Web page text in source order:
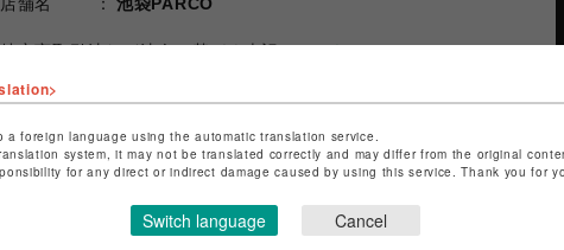
特定商取引法など法令に基づく表記はこちら
ショップお問い合わせは
a foreign language using the automatic translation service.
system, it may not be translated correctly and may differ from the original
for any direct or indirect damage caused by using this service. Thank you for
Switch language Cancel